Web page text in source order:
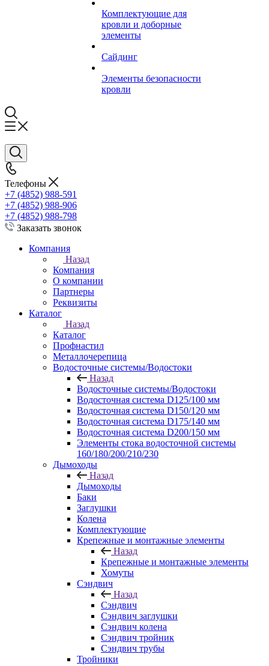
Комплектующие для
кровли и доборные
элементы
Сайдинг
Элементы безопасности
кровли
Телефоны
+7 (4852) 988-591
+7 (4852) 988-906
+7 (4852) 988-798
Заказать звонок
Компания
Назад
Компания
О компании
Партнеры
Реквизиты
Каталог
Назад
Каталог
Профнастил
Металлочерепица
Водосточные системы/Водостоки
Назад
Водосточные системы/Водостоки
Водосточная система D125/100 мм
Водосточная система D150/120 мм
Водосточная система D175/140 мм
Водосточная система D200/150 мм
Элементы стока водосточной системы
160/180/200/210/230
Дымоходы
Назад
Дымоходы
Баки
Заглушки
Колена
Комплектующие
Крепежные и монтажные элементы
Назад
Крепежные и монтажные элементы
Хомуты
Сэндвич
Назад
Сэндвич
Сэндвич заглушки
Сэндвич колена
Сэндвич тройник
Сэндвич трубы
Тройники